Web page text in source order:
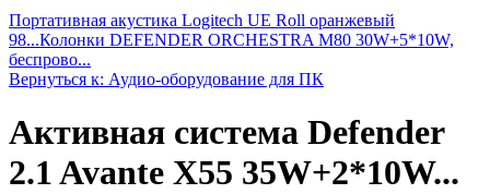
Портативная акустика Logitech UE Roll оранжевый
98...Колонки DEFENDER ORCHESTRA M80 30W+5*10W,
беспрово...
Вернуться к: Аудио-оборудование для ПК
Активная система Defender
2.1 Avante X55 35W+2*10W...